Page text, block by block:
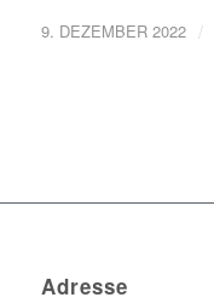
9. DEZEMBER 2022 /
Adresse